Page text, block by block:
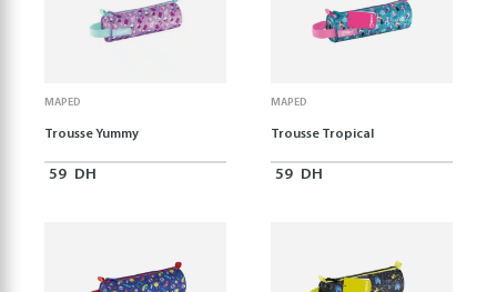
MAPED
Trousse Yummy
59 DH
MAPED
Trousse Tropical
59 DH